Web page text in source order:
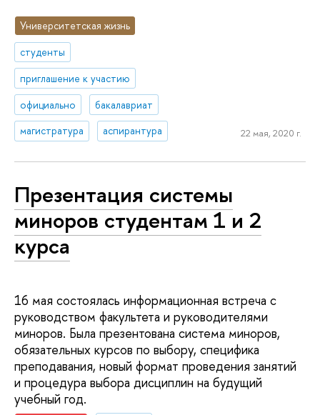
Университетская жизнь
студенты
приглашение к участию
официально
бакалавриат
магистратура
аспирантура 22 мая, 2020 г.
Презентация системы
миноров студентам 1 и 2
курса
16 мая состоялась информационная встреча с
руководством факультета и руководителями
миноров. Была презентована система миноров,
обязательных курсов по выбору, специфика
преподавания, новый формат проведения занятий
и процедура выбора дисциплин на будущий
учебный год.